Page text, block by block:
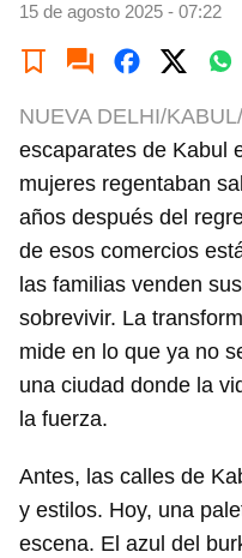
15 de agosto 2025 - 07:22
NUEVA DELHI/KABUL/
escaparates de Kabul
mujeres regentaban
años después del
de esos comercios
las familias venden
sobrevivir. La
mide en lo que ya no
una ciudad donde la
la fuerza.
Antes, las calles de
y estilos. Hoy, una
escena. El azul del